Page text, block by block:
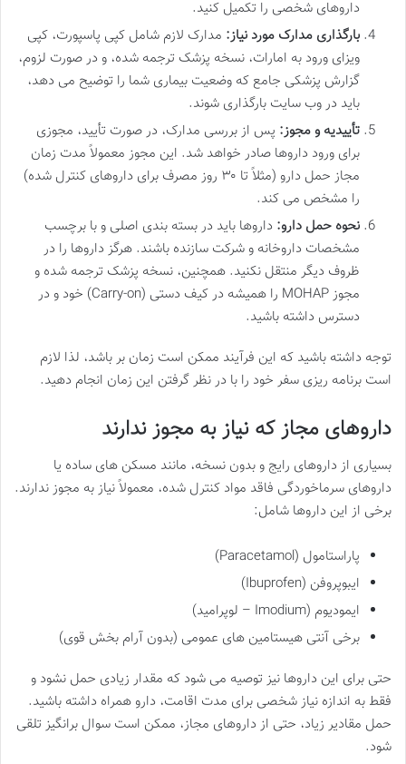
داروهای شخصی را تکمیل کنید.
بارگذاری مدارک مورد نیاز: مدارک لازم شامل کپی پاسپورت، کپی
ویزای ورود به امارات، نسخه پزشک ترجمه شده، و در صورت لزوم،
گزارش پزشکی جامع که وضعیت بیماری شما را توضیح می دهد،
باید در وب سایت بارگذاری شوند.
تأییدیه و مجوز: پس از بررسی مدارک، در صورت تأیید، مجوزی
برای ورود داروها صادر خواهد شد. این مجوز معمولاً مدت زمان
مجاز حمل دارو (مثلاً تا ۳۰ روز مصرف برای داروهای کنترل شده)
را مشخص می کند.
نحوه حمل دارو: داروها باید در بسته بندی اصلی و با برچسب
مشخصات داروخانه و شرکت سازنده باشند. هرگز داروها را در
ظروف دیگر منتقل نکنید. همچنین، نسخه پزشک ترجمه شده و
مجوز MOHAP را همیشه در کیف دستی (Carry-on) خود و در
دسترس داشته باشید.
توجه داشته باشید که این فرآیند ممکن است زمان بر باشد، لذا لازم
است برنامه ریزی سفر خود را با در نظر گرفتن این زمان انجام دهید.
داروهای مجاز که نیاز به مجوز ندارند
بسیاری از داروهای رایج و بدون نسخه، مانند مسکن های ساده یا
داروهای سرماخوردگی فاقد مواد کنترل شده، معمولاً نیاز به مجوز ندارند.
برخی از این داروها شامل:
پاراستامول (Paracetamol)
ایبوپروفن (Ibuprofen)
ایمودیوم (Imodium – لوپرامید)
برخی آنتی هیستامین های عمومی (بدون آرام بخش قوی)
حتی برای این داروها نیز توصیه می شود که مقدار زیادی حمل نشود و
فقط به اندازه نیاز شخصی برای مدت اقامت، دارو همراه داشته باشید.
حمل مقادیر زیاد، حتی از داروهای مجاز، ممکن است سوال برانگیز تلقی
شود.